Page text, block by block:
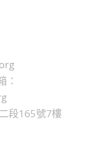
：
段165號7樓